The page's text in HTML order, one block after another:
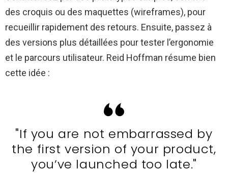
des croquis ou des maquettes (wireframes), pour
recueillir rapidement des retours. Ensuite, passez à
des versions plus détaillées pour tester l’ergonomie
et le parcours utilisateur. Reid Hoffman résume bien
cette idée :
"If you are not embarrassed by
the first version of your product,
you’ve launched too late."